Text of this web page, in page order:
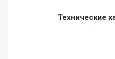
Технические